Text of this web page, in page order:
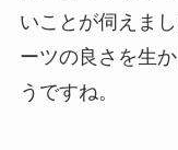
いことが伺えま
ーツの良さを生
うですね。